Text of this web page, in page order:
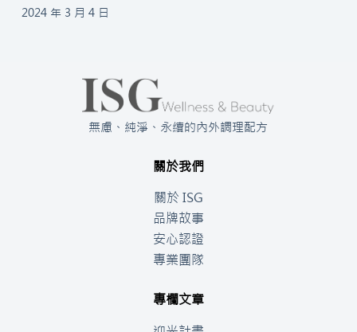
2024 年 3 月 4 日
無慮、純淨、永續的內外調理配方
關於我們
關於 ISG
品牌故事
安心認證
專業團隊
專欄文章